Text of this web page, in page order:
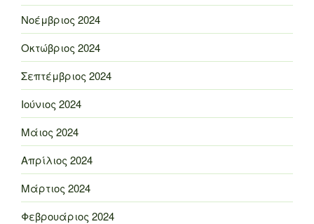
Νοέμβριος 2024
Οκτώβριος 2024
Σεπτέμβριος 2024
Ιούνιος 2024
Μάιος 2024
Απρίλιος 2024
Μάρτιος 2024
Φεβρουάριος 2024